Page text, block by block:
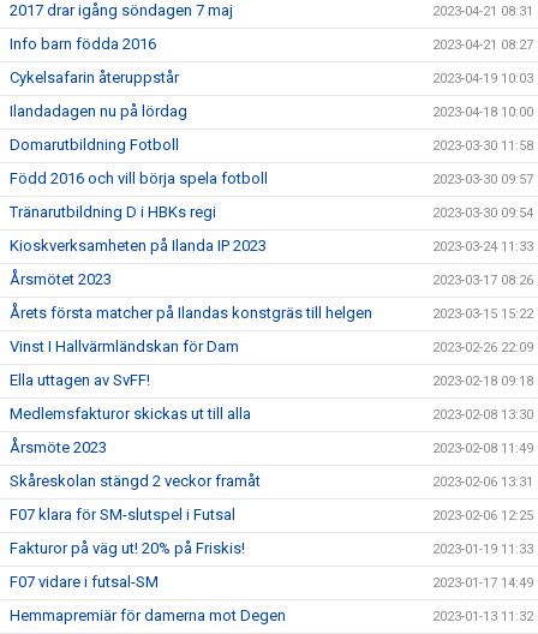
2017 drar igång söndagen 7 maj 2023-04-21 08:31
Info barn födda 2016 2023-04-21 08:27
Cykelsafarin återuppstår 2023-04-19 10:03
Ilandadagen nu på lördag 2023-04-18 10:00
Domarutbildning Fotboll 2023-03-30 11:58
Född 2016 och vill börja spela fotboll 2023-03-30 09:57
Tränarutbildning D i HBKs regi 2023-03-30 09:54
Kioskverksamheten på Ilanda IP 2023 2023-03-24 11:33
Årsmötet 2023 2023-03-17 08:26
Årets första matcher på Ilandas konstgräs till helgen 2023-03-15 15:22
Vinst I Hallvärmländskan för Dam 2023-02-26 22:09
Ella uttagen av SvFF! 2023-02-18 09:18
Medlemsfakturor skickas ut till alla 2023-02-08 13:30
Årsmöte 2023 2023-02-08 11:49
Skåreskolan stängd 2 veckor framåt 2023-02-06 13:31
F07 klara för SM-slutspel i Futsal 2023-02-06 12:25
Fakturor på väg ut! 20% på Friskis! 2023-01-19 11:33
F07 vidare i futsal-SM 2023-01-17 14:49
Hemmapremiär för damerna mot Degen 2023-01-13 11:32